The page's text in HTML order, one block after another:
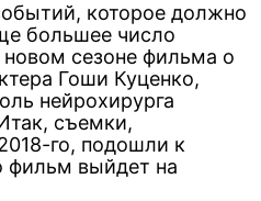
которое должно
большее число
новом сезоне фильма о
Гоши Куценко,
нейрохирурга
съемки,
го, подошли к
фильм выйдет на